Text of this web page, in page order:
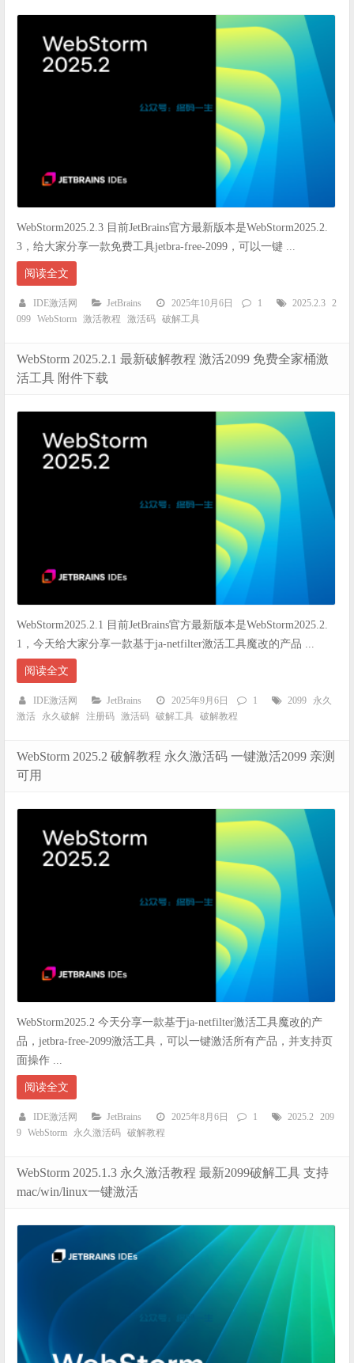
WebStorm2025.2.3 目前JetBrains官方最新版本是WebStorm2025.2.
3，给大家分享一款免费工具jetbra-free-2099，可以一键 ...
阅读全文
IDE激活网 JetBrains 2025年10月6日 1 2025.2.3 2
099 WebStorm 激活教程 激活码 破解工具
WebStorm 2025.2.1 最新破解教程 激活2099 免费全家桶激
活工具 附件下载
WebStorm2025.2.1 目前JetBrains官方最新版本是WebStorm2025.2.
1，今天给大家分享一款基于ja-netfilter激活工具魔改的产品 ...
阅读全文
IDE激活网 JetBrains 2025年9月6日 1 2099
永久
激活
永久破解 注册码 激活码 破解工具 破解教程
WebStorm 2025.2 破解教程 永久激活码 一键激活2099 亲测
可用
WebStorm2025.2 今天分享一款基于ja-netfilter激活工具魔改的产
品，jetbra-free-2099激活工具，可以一键激活所有产品，并支持页
面操作 ...
阅读全文
IDE激活网 JetBrains 2025年8月6日 1 2025.2
209
9 WebStorm 永久激活码 破解教程
WebStorm 2025.1.3 永久激活教程 最新2099破解工具 支持
mac/win/linux一键激活